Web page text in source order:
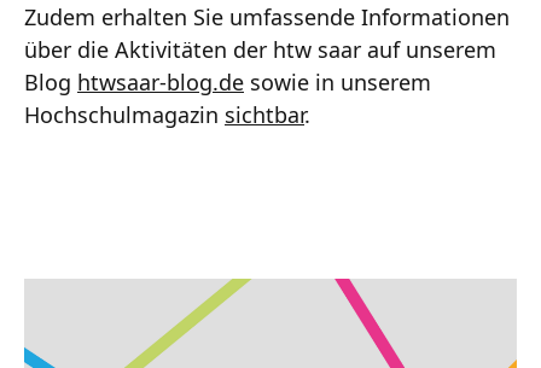
Zudem erhalten Sie umfassende Informationen
über die Aktivitäten der htw saar auf unserem
Blog htwsaar-blog.de sowie in unserem
Hochschulmagazin sichtbar.